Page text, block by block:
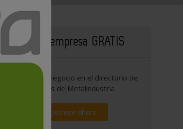
Publique su empresa GRATIS
Promocione su negocio en el directorio de
empresas de Metalindustria
Regístrese ahora